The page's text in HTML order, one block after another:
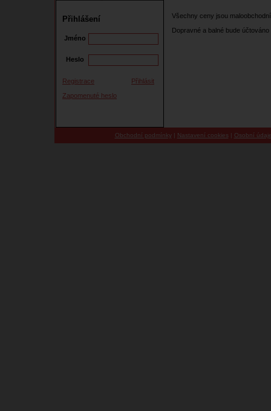
Přihlášení
Jméno
Heslo
Registrace
Přihlásit
Zapomenuté heslo
Všechny ceny jsou
Dopravné a balné bude
Obchodní podmínky| Nastavení cookies | Osobní